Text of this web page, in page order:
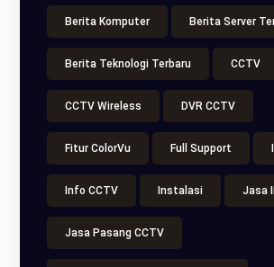
Berita Komputer Berita Server
Berita Teknologi Terbaru CCTV
CCTV Wireless DVR CCTV
Fitur ColorVu Full Support
Info CCTV Instalasi Jasa
Jasa Pasang CCTV